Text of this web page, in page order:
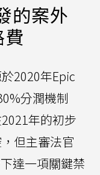
的案外
2020年Epic
分潤機制
年的初步
但主審法官
達一項關鍵禁